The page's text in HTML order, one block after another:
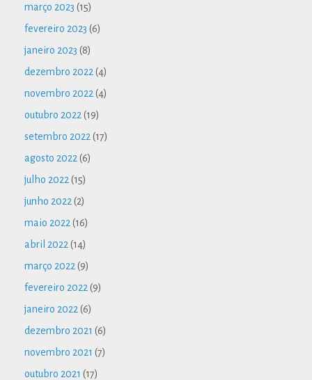
março 2023 (15)
fevereiro 2023 (6)
janeiro 2023 (8)
dezembro 2022 (4)
novembro 2022 (4)
outubro 2022 (19)
setembro 2022 (17)
agosto 2022 (6)
julho 2022 (15)
junho 2022 (2)
maio 2022 (16)
abril 2022 (14)
março 2022 (9)
fevereiro 2022 (9)
janeiro 2022 (6)
dezembro 2021 (6)
novembro 2021 (7)
outubro 2021 (17)